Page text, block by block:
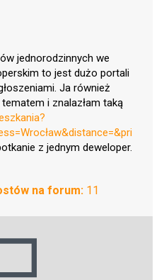
jednorodzinnych we
to jest dużo portali
Ja również
i znalazłam taką
z jednym deweloper.
na forum:11